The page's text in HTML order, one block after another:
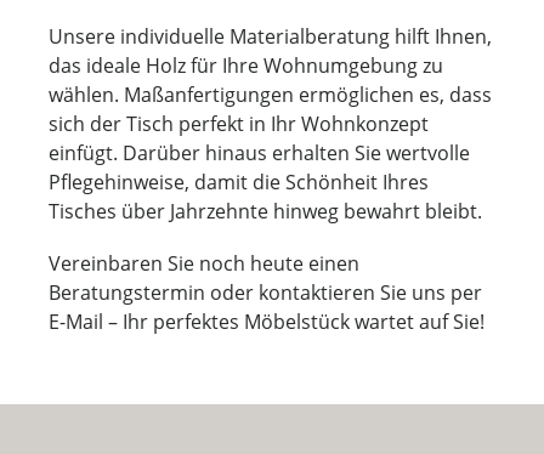
Unsere individuelle Materialberatung hilft Ihnen,
das ideale Holz für Ihre Wohnumgebung zu
wählen. Maßanfertigungen ermöglichen es, dass
sich der Tisch perfekt in Ihr Wohnkonzept
einfügt. Darüber hinaus erhalten Sie wertvolle
Pflegehinweise, damit die Schönheit Ihres
Tisches über Jahrzehnte hinweg bewahrt bleibt.
Vereinbaren Sie noch heute einen
Beratungstermin oder kontaktieren Sie uns per
E-Mail – Ihr perfektes Möbelstück wartet auf Sie!